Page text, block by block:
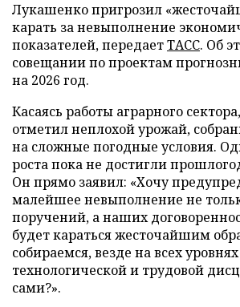
Лукашенко пригрозил
карать за невыполнение
показателей, передаетТАСС. Об
совещании по проектам
на 2026 год.
Касаясь работы аграрного
отметил неплохой урожай,
на сложные погодные условия.
роста пока не достигли
Он прямо заявил: «Хочу
малейшее невыполнение не
поручений, а наших
будет караться жесточайшим
собираемся, везде на всех
технологической и трудовой
сами?».